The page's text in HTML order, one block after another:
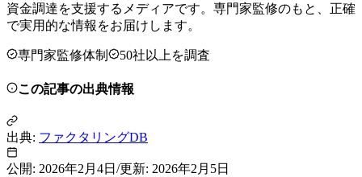
資金調達を支援するメディアです。専門家監修のもと、正確
で実用的な情報をお届けします。
専門家監修体制 50社以上を調査
この記事の出典情報
出典: ファクタリングDB
公開: 2026年2月4日 /更新: 2026年2月5日